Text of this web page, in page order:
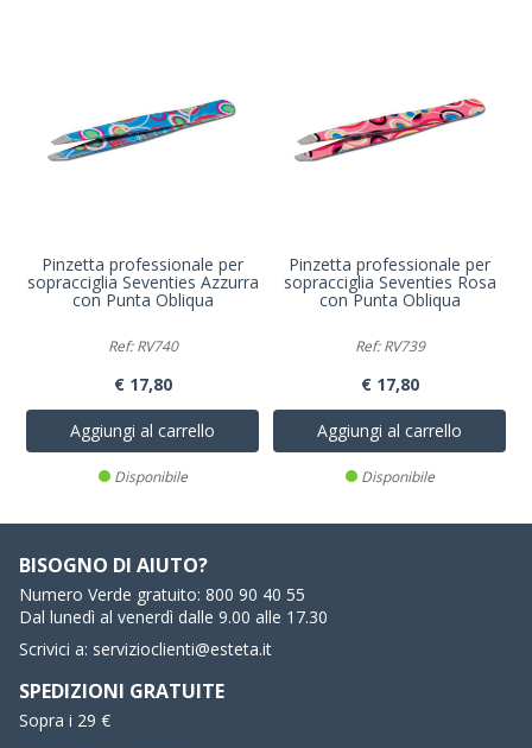
Pinzetta professionale per
sopracciglia Seventies Azzurra
con Punta Obliqua
Ref: RV740
€ 17,80
Aggiungi al carrello
Disponibile
Pinzetta professionale per
sopracciglia Seventies Rosa
con Punta Obliqua
Ref: RV739
€ 17,80
Aggiungi al carrello
Disponibile
BISOGNO DI AIUTO?
Numero Verde gratuito: 800 90 40 55
Dal lunedì al venerdì dalle 9.00 alle 17.30
Scrivici a: servizioclienti@esteta.it
SPEDIZIONI GRATUITE
Sopra i 29 €